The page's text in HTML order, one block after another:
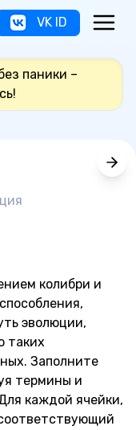
VK ID
паники –
колибри и
эволюции,
таких
Заполните
термины и
каждой ячейки,